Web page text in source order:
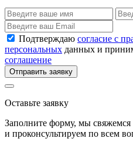
Подтверждаю согласие с
персональных данных и
соглашение
Отправить заявку
Оставьте заявку
Заполните форму, мы свяжемся
и проконсультируем по всем